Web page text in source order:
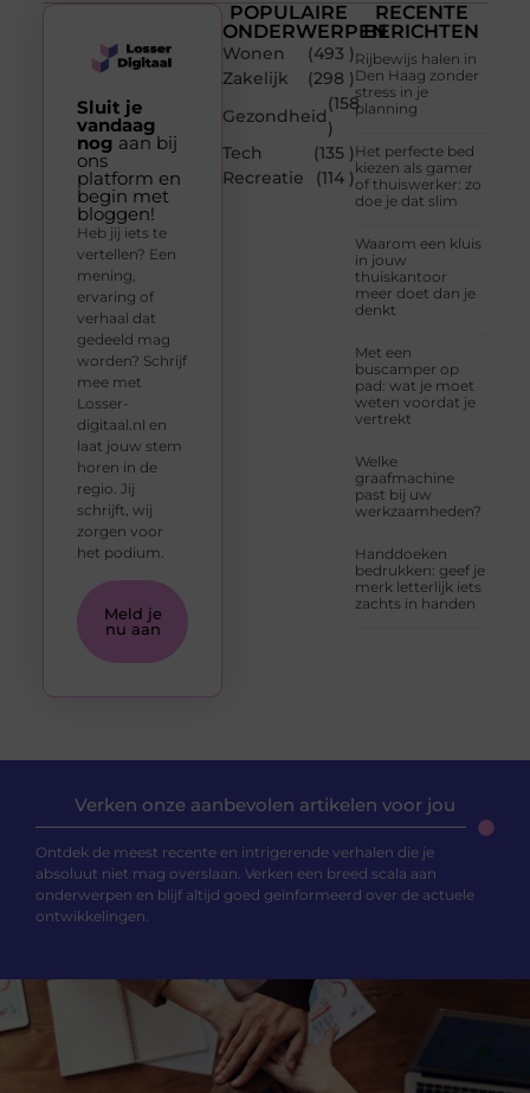
POPULAIRE
ONDERWERPEN
Wonen
(493 )
Zakelijk
(298 )
Gezondheid
(158
)
Tech
(135 )
Recreatie
(114 )
RECENTE
BERICHTEN
Rijbewijs halen in
Den Haag zonder
stress in je
planning
Het perfecte bed
kiezen als gamer
of thuiswerker: zo
doe je dat slim
Waarom een kluis
in jouw
thuiskantoor
meer doet dan je
denkt
Met een
buscamper op
pad: wat je moet
weten voordat je
vertrekt
Welke
graafmachine
past bij uw
werkzaamheden?
Handdoeken
bedrukken: geef je
merk letterlijk iets
zachts in handen
Sluit je
vandaag
nog aan bij
ons
platform en
begin met
bloggen!
Heb jij iets te
vertellen? Een
mening,
ervaring of
verhaal dat
gedeeld mag
worden? Schrijf
mee met
Losser-
digitaal.nl en
laat jouw stem
horen in de
regio. Jij
schrijft, wij
zorgen voor
het podium.
Meld je
nu aan
Verken onze aanbevolen artikelen voor jou
Ontdek de meest recente en intrigerende verhalen die je
absoluut niet mag overslaan. Verken een breed scala aan
onderwerpen en blijf altijd goed geïnformeerd over de actuele
ontwikkelingen.